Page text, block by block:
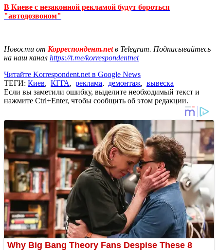
В Киеве с незаконной рекламой будут бороться
"автодозвоном"
Новости от Корреспондент.netв Telegram. Подписывайтесь
на наш канал https://t.me/korrespondentnet
Читайте Korrespondent.net в Google News
ТЕГИ: Киев, КГГА, реклама, демонтаж, вывеска
Если вы заметили ошибку, выделите необходимый текст и
нажмите Ctrl+Enter, чтобы сообщить об этом редакции.